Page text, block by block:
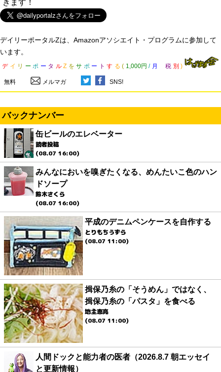
きます！
デイリーポータルZは、Amazonアソシエイト・プログラムに参加して
います。
デ イ リ ー ポ ー タ ル Z を サ ポ ー ト す る ( 1,000円 / 月 税 別 )
無料 メルマガ SNS!
バックナンバー
缶ビールのエレベーター
読者投稿
(08.07 16:00)
みんなにおいを嗅ぎたくなる、めんたいこ色のハン
ドソープ
鈴木さくら
(08.07 16:00)
平成のデニムペンケースを自作する
とりもちうずら
(08.07 11:00)
揖保乃糸の「そうめん」ではなく、
揖保乃糸の「パスタ」を食べる
地主恵亮
(08.07 11:00)
人間ドックと能力者の医者（2026.8.7 朝エッセイ
と更新情報）